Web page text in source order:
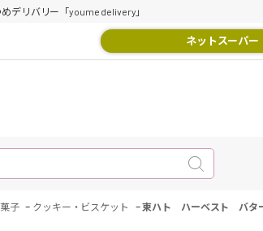
デリバリー「youme delivery」
ネットスーパー
子 - クッキー・ビスケット -東ハト ハーベスト バタ